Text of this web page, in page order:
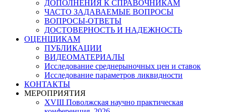
ДОПОЛНЕНИЯ К СПРАВОЧНИКАМ
ЧАСТО ЗАДАВАЕМЫЕ ВОПРОСЫ
ВОПРОСЫ-ОТВЕТЫ
ДОСТОВЕРНОСТЬ И НАДЕЖНОСТЬ
ОЦЕНЩИКАМ
ПУБЛИКАЦИИ
ВИДЕОМАТЕРИАЛЫ
Исследование среднерыночных цен и ставок
Исследование параметров ликвидности
КОНТАКТЫ
МЕРОПРИЯТИЯ
XVIII Поволжская научно практическая